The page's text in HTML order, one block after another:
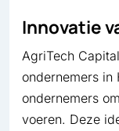
Innovatie
AgriTech
ondernemers in
ondernemers
voeren. Deze